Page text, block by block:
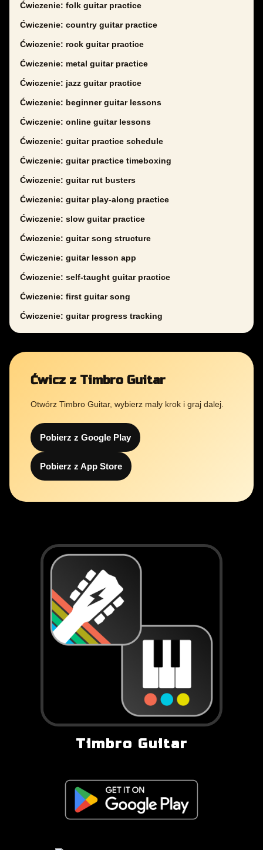
Ćwiczenie: folk guitar practice
Ćwiczenie: country guitar practice
Ćwiczenie: rock guitar practice
Ćwiczenie: metal guitar practice
Ćwiczenie: jazz guitar practice
Ćwiczenie: beginner guitar lessons
Ćwiczenie: online guitar lessons
Ćwiczenie: guitar practice schedule
Ćwiczenie: guitar practice timeboxing
Ćwiczenie: guitar rut busters
Ćwiczenie: guitar play-along practice
Ćwiczenie: slow guitar practice
Ćwiczenie: guitar song structure
Ćwiczenie: guitar lesson app
Ćwiczenie: self-taught guitar practice
Ćwiczenie: first guitar song
Ćwiczenie: guitar progress tracking
Ćwicz z Timbro Guitar
Otwórz Timbro Guitar, wybierz mały krok i graj dalej.
Pobierz z Google Play
Pobierz z App Store
Timbro Guitar